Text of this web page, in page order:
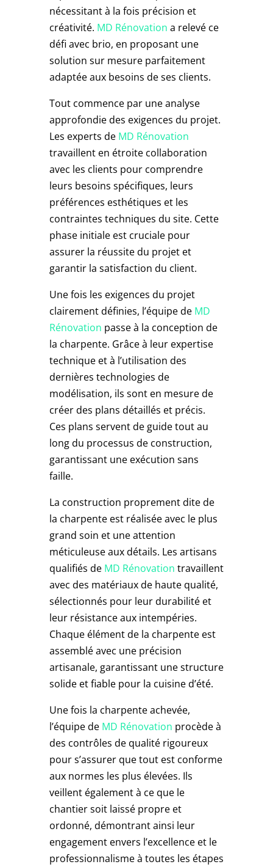
nécessitant à la fois précision et
créativité. MD Rénovation a relevé ce
défi avec brio, en proposant une
solution sur mesure parfaitement
adaptée aux besoins de ses clients.
Tout commence par une analyse
approfondie des exigences du projet.
Les experts de MD Rénovation
travaillent en étroite collaboration
avec les clients pour comprendre
leurs besoins spécifiques, leurs
préférences esthétiques et les
contraintes techniques du site. Cette
phase initiale est cruciale pour
assurer la réussite du projet et
garantir la satisfaction du client.
Une fois les exigences du projet
clairement définies, l’équipe de MD
Rénovation passe à la conception de
la charpente. Grâce à leur expertise
technique et à l’utilisation des
dernières technologies de
modélisation, ils sont en mesure de
créer des plans détaillés et précis.
Ces plans servent de guide tout au
long du processus de construction,
garantissant une exécution sans
faille.
La construction proprement dite de
la charpente est réalisée avec le plus
grand soin et une attention
méticuleuse aux détails. Les artisans
qualifiés de MD Rénovation travaillent
avec des matériaux de haute qualité,
sélectionnés pour leur durabilité et
leur résistance aux intempéries.
Chaque élément de la charpente est
assemblé avec une précision
artisanale, garantissant une structure
solide et fiable pour la cuisine d’été.
Une fois la charpente achevée,
l’équipe de MD Rénovation procède à
des contrôles de qualité rigoureux
pour s’assurer que tout est conforme
aux normes les plus élevées. Ils
veillent également à ce que le
chantier soit laissé propre et
ordonné, démontrant ainsi leur
engagement envers l’excellence et le
professionnalisme à toutes les étapes